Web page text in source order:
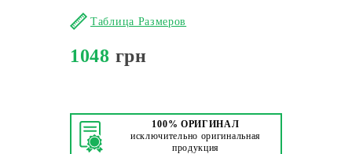
Таблица Размеров
1048 грн
100% ОРИГИНАЛ
исключительно оригинальная
продукция